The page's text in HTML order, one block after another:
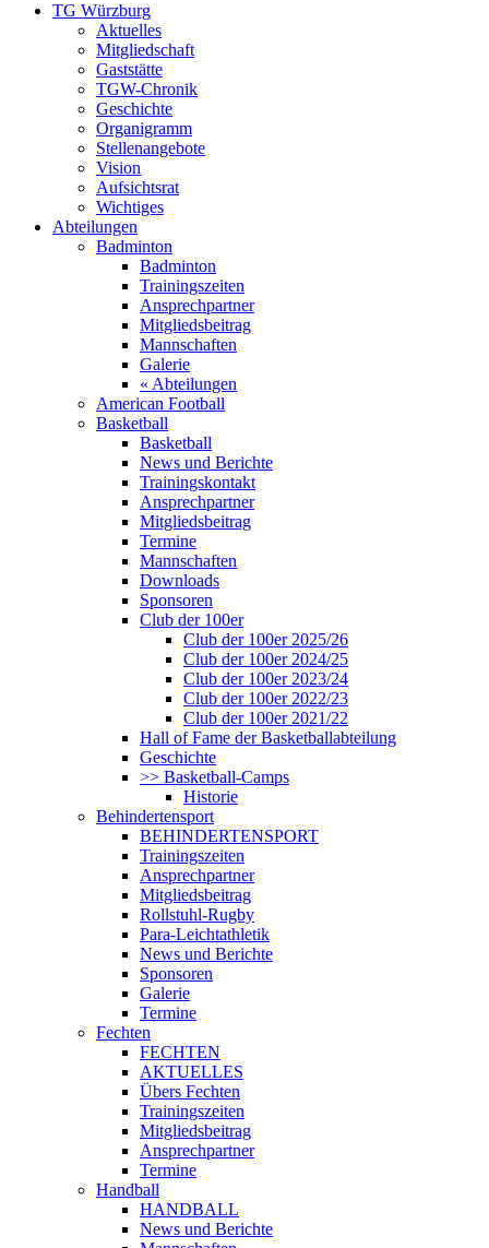
TG Würzburg
Aktuelles
Mitgliedschaft
Gaststätte
TGW-Chronik
Geschichte
Organigramm
Stellenangebote
Vision
Aufsichtsrat
Wichtiges
Abteilungen
Badminton
Badminton
Trainingszeiten
Ansprechpartner
Mitgliedsbeitrag
Mannschaften
Galerie
« Abteilungen
American Football
Basketball
Basketball
News und Berichte
Trainingskontakt
Ansprechpartner
Mitgliedsbeitrag
Termine
Mannschaften
Downloads
Sponsoren
Club der 100er
Club der 100er 2025/26
Club der 100er 2024/25
Club der 100er 2023/24
Club der 100er 2022/23
Club der 100er 2021/22
Hall of Fame der Basketballabteilung
Geschichte
>> Basketball-Camps
Historie
Behindertensport
BEHINDERTENSPORT
Trainingszeiten
Ansprechpartner
Mitgliedsbeitrag
Rollstuhl-Rugby
Para-Leichtathletik
News und Berichte
Sponsoren
Galerie
Termine
Fechten
FECHTEN
AKTUELLES
Übers Fechten
Trainingszeiten
Mitgliedsbeitrag
Ansprechpartner
Termine
Handball
HANDBALL
News und Berichte